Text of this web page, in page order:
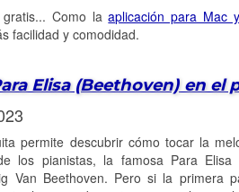
gratis... Como laaplicación para Mac
facilidad y comodidad.
Elisa (Beethoven) en el
permite descubrir cómo tocar la
los pianistas, la famosa Para Elisa
Van Beethoven. Pero si la primera